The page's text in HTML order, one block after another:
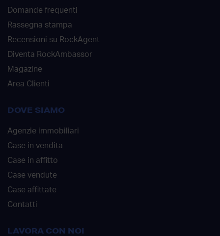
Domande frequenti
Rassegna stampa
Recensioni su RockAgent
Diventa RockAmbassor
Magazine
Area Clienti
DOVE SIAMO
Agenzie immobiliari
Case in vendita
Case in affitto
Case vendute
Case affittate
Contatti
LAVORA CON NOI